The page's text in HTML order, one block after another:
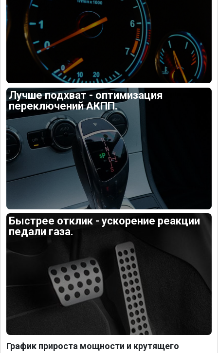
Лучше подхват - оптимизация
переключений АКПП.
Быстрее отклик - ускорение реакции
педали газа.
График прироста мощности и крутящего